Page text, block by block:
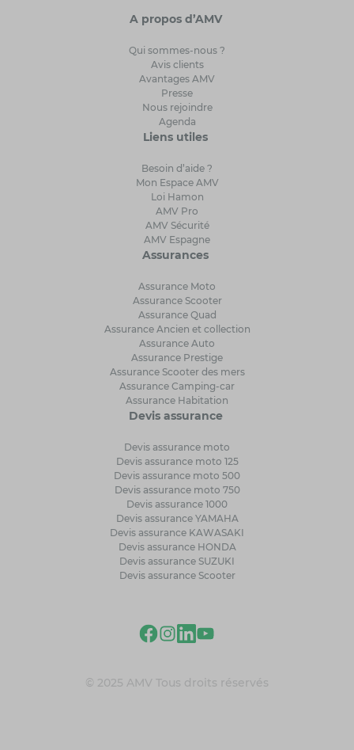
A propos d’AMV
Qui sommes-nous ?
Avis clients
Avantages AMV
Presse
Nous rejoindre
Agenda
Liens utiles
Besoin d’aide ?
Mon Espace AMV
Loi Hamon
AMV Pro
AMV Sécurité
AMV Espagne
Assurances
Assurance Moto
Assurance Scooter
Assurance Quad
Assurance Ancien et collection
Assurance Auto
Assurance Prestige
Assurance Scooter des mers
Assurance Camping-car
Assurance Habitation
Devis assurance
Devis assurance moto
Devis assurance moto 125
Devis assurance moto 500
Devis assurance moto 750
Devis assurance 1000
Devis assurance YAMAHA
Devis assurance KAWASAKI
Devis assurance HONDA
Devis assurance SUZUKI
Devis assurance Scooter
© 2025 AMV Tous droits réservés